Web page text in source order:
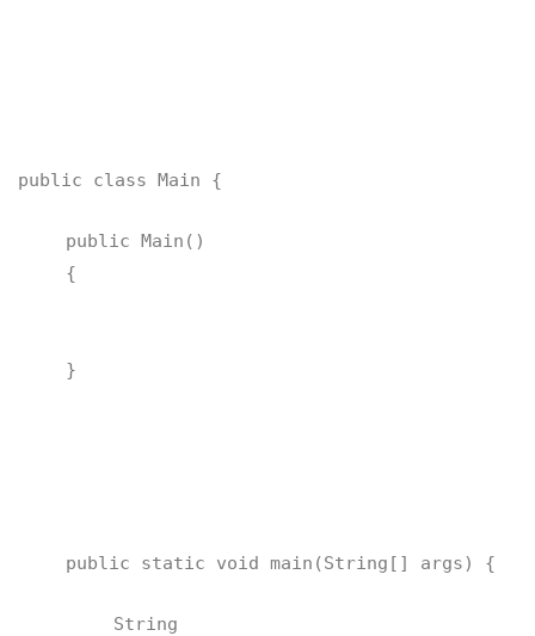
public class Main {
public Main()
{
}
public static void main(String[] args) {
String